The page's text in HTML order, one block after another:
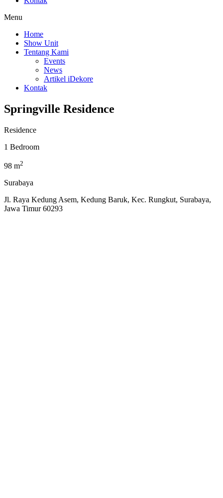
Menu
Home
Show Unit
Tentang Kami
Events
News
Artikel iDekore
Kontak
Springville Residence
Residence
1 Bedroom
98 m2
Surabaya
Jl. Raya Kedung Asem, Kedung Baruk, Kec. Rungkut, Surabaya,
Jawa Timur 60293